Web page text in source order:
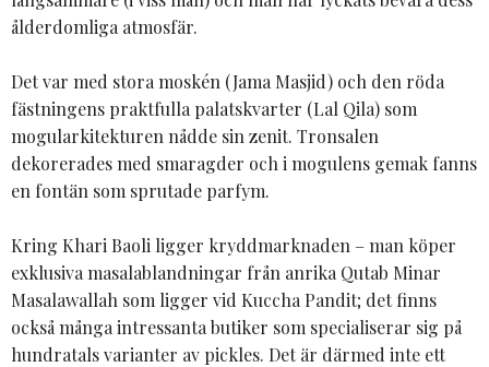
ålderdomliga atmosfär.
Det var med stora moskén (Jama Masjid) och den röda
fästningens praktfulla palatskvarter (Lal Qila) som
mogularkitekturen nådde sin zenit. Tronsalen
dekorerades med smaragder och i mogulens gemak fanns
en fontän som sprutade parfym.
Kring Khari Baoli ligger kryddmarknaden – man köper
exklusiva masalablandningar från anrika Qutab Minar
Masalawallah som ligger vid Kuccha Pandit; det finns
också många intressanta butiker som specialiserar sig på
hundratals varianter av pickles. Det är därmed inte ett